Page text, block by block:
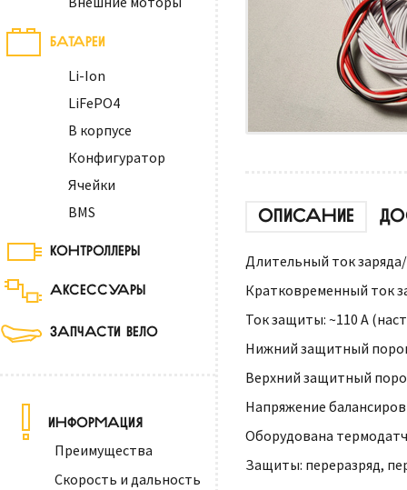
БАТАРЕИ
Li-Ion
LiFePO4
В корпусе
Конфигуратор
Ячейки
BMS
КОНТРОЛЛЕРЫ
АКСЕССУАРЫ
ЗАПЧАСТИ ВЕЛО
ИНФОРМАЦИЯ
Преимущества
Скорость и дальность
ОПИСАНИЕ
Длительный ток заряда/
Кратковременный ток
Ток защиты: ~110 А
Нижний защитный
Верхний защитный
Напряжение
Оборудована
Защиты: переразряд,